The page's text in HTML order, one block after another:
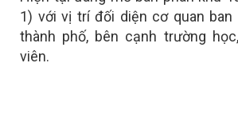
1) với vị trí đối diện cơ quan ban
thành phố, bên cạnh trường
viên.